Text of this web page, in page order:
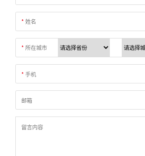
*姓名
*所在城市
*手机
邮箱